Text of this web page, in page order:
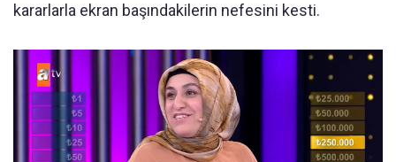
kararlarla ekran başındakilerin nefesini kesti.